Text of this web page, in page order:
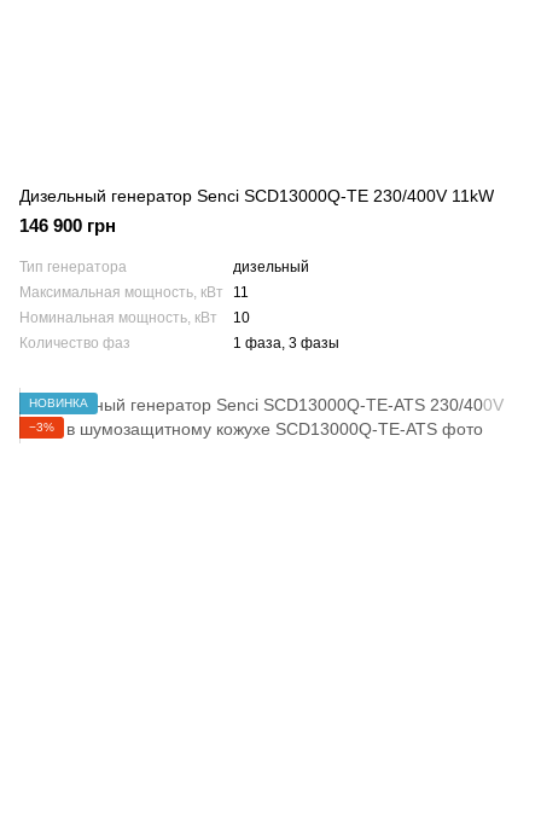
Дизельный генератор Senci SCD13000Q-TE 230/400V 11kW
146 900 грн
Тип генератора
дизельный
Максимальная мощность, кВт
11
Номинальная мощность, кВт
10
Количество фаз
1 фаза, 3 фазы
НОВИНКА
−3%